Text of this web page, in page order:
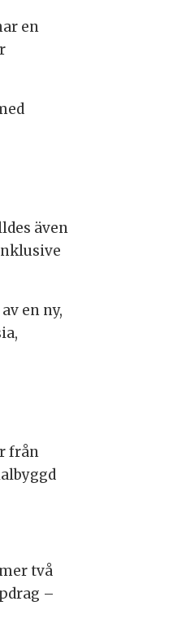
en
även
en ny,
från
två
–